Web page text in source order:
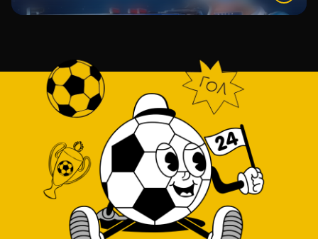
Moneyball
Властелин игры
Еще спецпроекты по разделу